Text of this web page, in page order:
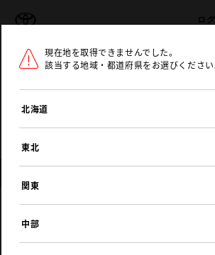
ロ
ラインアップ オーナーサポート
現在地を取得できませんでした。
該当する地域・都道府県をお選びください
北海道
東北
関東
中部
トヨタ認定中古車
ネッツトヨタ茨城
マイネ稲田